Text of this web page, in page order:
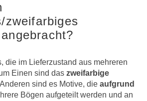
zweifarbiges
die im Lieferzustand aus mehreren
Einen sind das zweifarbige
sind es Motive, die aufgrund
Bögen aufgeteilt werden und an